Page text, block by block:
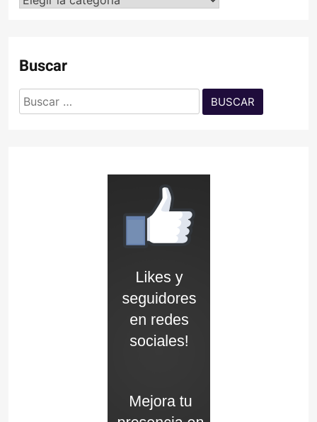
Buscar
Buscar: